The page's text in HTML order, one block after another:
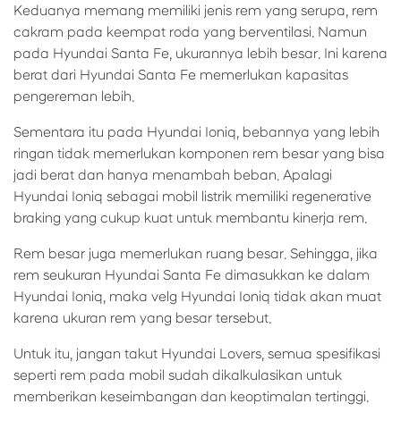
Keduanya memang memiliki jenis rem yang serupa, rem
cakram pada keempat roda yang berventilasi. Namun
pada Hyundai Santa Fe, ukurannya lebih besar. Ini karena
berat dari Hyundai Santa Fe memerlukan kapasitas
pengereman lebih.
Sementara itu pada Hyundai Ioniq, bebannya yang lebih
ringan tidak memerlukan komponen rem besar yang bisa
jadi berat dan hanya menambah beban. Apalagi
Hyundai Ioniq sebagai mobil listrik memiliki regenerative
braking yang cukup kuat untuk membantu kinerja rem.
Rem besar juga memerlukan ruang besar. Sehingga, jika
rem seukuran Hyundai Santa Fe dimasukkan ke dalam
Hyundai Ioniq, maka velg Hyundai Ioniq tidak akan muat
karena ukuran rem yang besar tersebut.
Untuk itu, jangan takut Hyundai Lovers, semua spesifikasi
seperti rem pada mobil sudah dikalkulasikan untuk
memberikan keseimbangan dan keoptimalan tertinggi.